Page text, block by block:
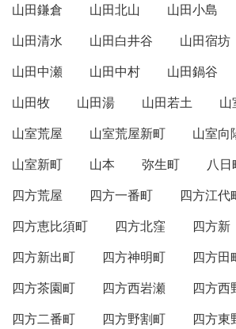
山田鎌倉
山田北山 山田小島
山田清水
山田白井谷 山田宿坊
山田中瀬
山田中村 山田鍋谷
山田牧
山田湯 山田若土
山
山室荒屋
山室荒屋新町
山室向
山室新町
山本 弥生町 八日
四方荒屋
四方一番町
四方江代
四方恵比須町
四方北窪
四方新
四方新出町
四方神明町
四方田
四方茶園町
四方西岩瀬
四方西
四方二番町
四方野割町
四方東